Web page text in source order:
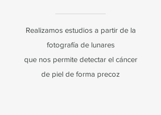
Realizamos estudios a partir de la
fotografía de lunares
que nos permite detectar el cáncer
de piel de forma precoz